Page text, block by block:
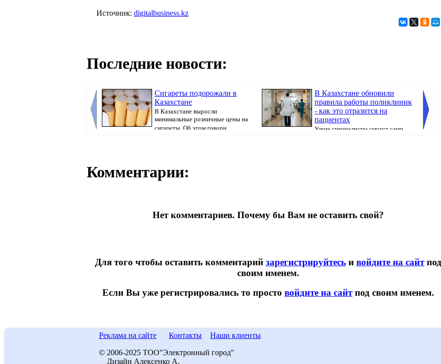
Источник: digitalbusiness.kz
Последние новости:
Сигареты подорожали в
Казахстане
В Казахстане выросли
минимальные розничные цены на
сигареты. Об этом говори...
В Казахстане обновили
правила работы поликлиник
- как это отразится на
пациентах
Узкие специалисты смогут сами
Комментарии:
Нет комментариев. Почему бы Вам не оставить свой?
Для того чтобы оставить комментарий зарегистрируйтесь и войдите на сайтпод
своим именем.
Если Вы уже регистрировались то просто войдите на сайтпод своим именем.
Реклама на сайте Контакты Наши клиенты
© 2006-2025 ТОО"Электронный город"
Дизайн Алексенко А.